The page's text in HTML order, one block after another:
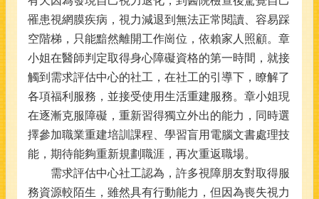
罹患視網膜疾病，視力減退到無法正常閱讀、容易踩
空階梯，只能黯然離開工作崗位，依賴家人照顧。章
小姐在醫師判定取得身心障礙資格的第一時間，就接
觸到需求評估中心的社工，在社工的引導下，瞭解了
各項福利服務，並接受使用生活重建服務。章小姐現
在逐漸克服障礙，重新習得獨立外出的能力，同時選
擇參加職業重建培訓課程、學習盲用電腦文書處理技
能，期待能夠重新規劃職涯，再次重返職場。
需求評估中心社工認為，許多視障朋友對取得服
務資源較陌生，雖然具有行動能力，但因為喪失視力